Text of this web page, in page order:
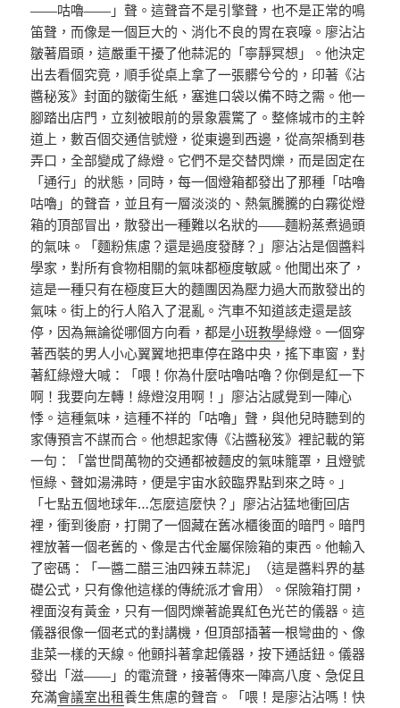
——咕嚕——」聲。這聲音不是引擎聲，也不是正常的鳴
笛聲，而像是一個巨大的、消化不良的胃在哀嚎。廖沾沾
皺著眉頭，這嚴重干擾了他蒜泥的「寧靜冥想」。他決定
出去看個究竟，順手從桌上拿了一張髒兮兮的，印著《沾
醬秘笈》封面的皺衛生紙，塞進口袋以備不時之需。他一
腳踏出店門，立刻被眼前的景象震驚了。整條城市的主幹
道上，數百個交通信號燈，從東邊到西邊，從高架橋到巷
弄口，全部變成了綠燈。它們不是交替閃爍，而是固定在
「通行」的狀態，同時，每一個燈箱都發出了那種「咕嚕
咕嚕」的聲音，並且有一層淡淡的、熱氣騰騰的白霧從燈
箱的頂部冒出，散發出一種難以名狀的——麵粉蒸煮過頭
的氣味。「麵粉焦慮？還是過度發酵？」廖沾沾是個醬料
學家，對所有食物相關的氣味都極度敏感。他聞出來了，
這是一種只有在極度巨大的麵團因為壓力過大而散發出的
氣味。街上的行人陷入了混亂。汽車不知道該走還是該
停，因為無論從哪個方向看，都是小班教學綠燈。一個穿
著西裝的男人小心翼翼地把車停在路中央，搖下車窗，對
著紅綠燈大喊：「喂！你為什麼咕嚕咕嚕？你倒是紅一下
啊！我要向左轉！綠燈沒用啊！」廖沾沾感覺到一陣心
悸。這種氣味，這種不祥的「咕嚕」聲，與他兒時聽到的
家傳預言不謀而合。他想起家傳《沾醬秘笈》裡記載的第
一句：「當世間萬物的交通都被麵皮的氣味籠罩，且燈號
恒綠、聲如湯沸時，便是宇宙水餃臨界點到來之時。」
「七點五個地球年…怎麼這麼快？」廖沾沾猛地衝回店
裡，衝到後廚，打開了一個藏在舊冰櫃後面的暗門。暗門
裡放著一個老舊的、像是古代金屬保險箱的東西。他輸入
了密碼：「一醬二醋三油四辣五蒜泥」（這是醬料界的基
礎公式，只有像他這樣的傳統派才會用）。保險箱打開，
裡面沒有黃金，只有一個閃爍著詭異紅色光芒的儀器。這
儀器很像一個老式的對講機，但頂部插著一根彎曲的、像
韭菜一樣的天線。他顫抖著拿起儀器，按下通話鈕。儀器
發出「滋——」的電流聲，接著傳來一陣高八度、急促且
充滿會議室出租養生焦慮的聲音。「喂！是廖沾沾嗎！快